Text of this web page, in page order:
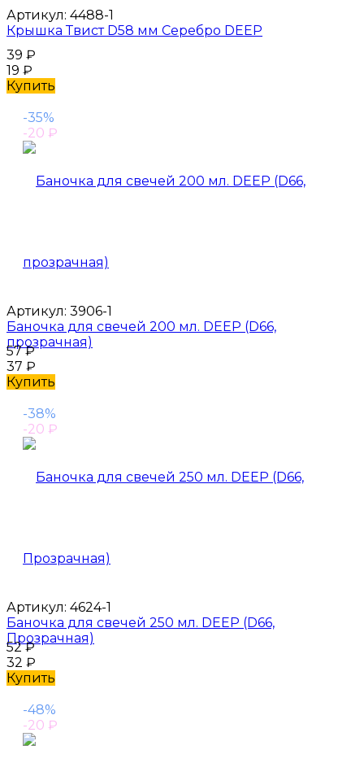
Артикул: 4488-1
Крышка Твист D58 мм Серебро DEEP
39 ₽
19 ₽
Купить
-35%
-20 ₽
Артикул: 3906-1
Баночка для свечей 200 мл. DEEP (D66,
прозрачная)
57₽
37 ₽
Купить
-38%
-20 ₽
Артикул: 4624-1
Баночка для свечей 250 мл. DEEP (D66,
Прозрачная)
52₽
32 ₽
Купить
-48%
-20 ₽